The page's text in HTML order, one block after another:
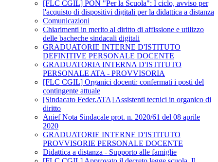
[FLC CGIL] PON "Per la Scuola": I ciclo, avviso per
l'acquisto di dispositivi digitali per la didattica a distanza
Comunicazioni
Chiarimenti in merito al diritto di affissione e utilizzo
delle bacheche sindacali digitali
GRADUATORIE INTERNE D'ISTITUTO
DEFINITIVE PERSONALE DOCENTE
GRADUATORIA INTERNA D'ISTITUTO
PERSONALE ATA - PROVVISORIA
[FLC CGIL] Organici docenti: confermati i posti del
contingente attuale
[Sindacato Feder.ATA] Assistenti tecnici in organico di
diritto
Anief Nota Sindacale prot. n. 2020/61 del 08 aprile
2020
GRADUATORIE INTERNE D'ISTITUTO
PROVVISORIE PERSONALE DOCENTE
Didattica a distanza - Supporto alle famiglie